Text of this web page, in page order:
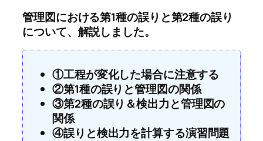
管理図における第1種の誤りと第2種の誤り
について、解説しました。
①工程が変化した場合に注意する
②第1種の誤りと管理図の関係
③第2種の誤り＆検出力と管理図の
関係
④誤りと検出力を計算する演習問題